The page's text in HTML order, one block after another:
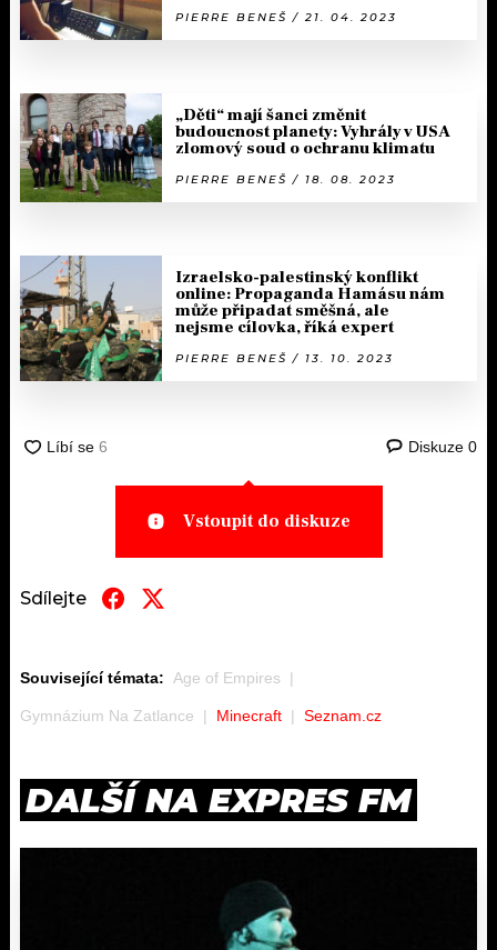
PIERRE BENEŠ / 21. 04. 2023
„Děti“ mají šanci změnit
budoucnost planety: Vyhrály v USA
zlomový soud o ochranu klimatu
PIERRE BENEŠ / 18. 08. 2023
Izraelsko-palestinský konflikt
online: Propaganda Hamásu nám
může připadat směšná, ale
nejsme cílovka, říká expert
PIERRE BENEŠ / 13. 10. 2023
Diskuze 0
Vstoupit do diskuze
Sdílejte
Související témata: Age of Empires
Gymnázium Na Zatlance Minecraft Seznam.cz
DALŠÍ NA EXPRES FM